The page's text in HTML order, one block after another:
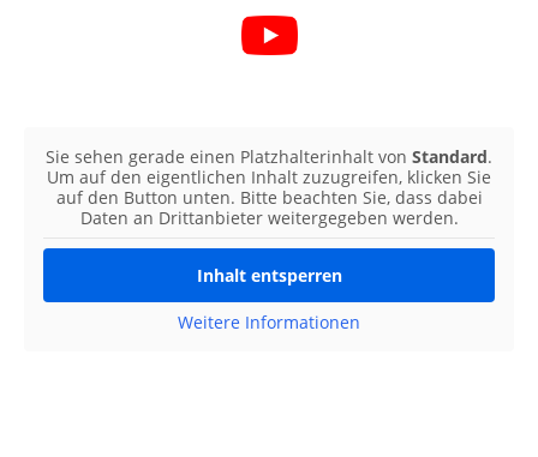
Sie sehen gerade einen Platzhalterinhalt von Standard.
Um auf den eigentlichen Inhalt zuzugreifen, klicken Sie
auf den Button unten. Bitte beachten Sie, dass dabei
Daten an Drittanbieter weitergegeben werden.
Inhalt entsperren
Weitere Informationen